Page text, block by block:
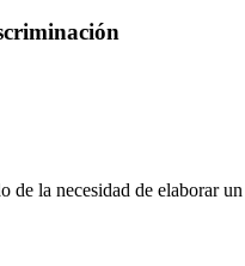
la necesidad de elaborar